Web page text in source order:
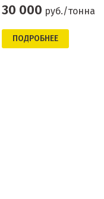
30 000 руб./тонна
ПОДРОБНЕЕ